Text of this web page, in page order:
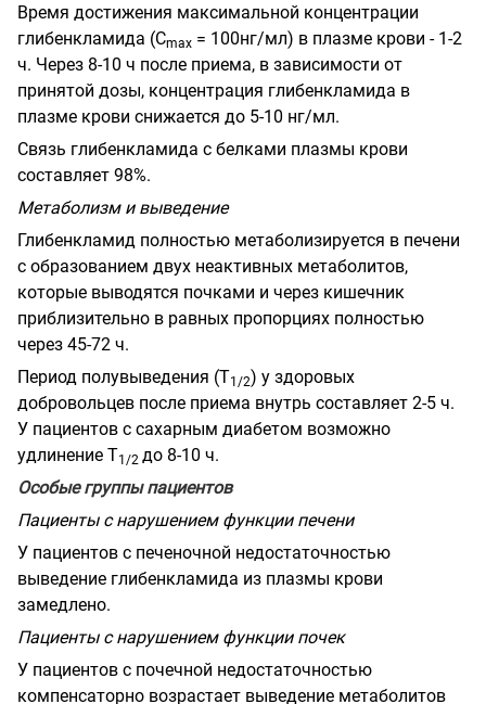
Время достижения максимальной концентрации
глибенкламида (Сmах = 100нг/мл) в плазме крови - 1-2
ч. Через 8-10 ч после приема, в зависимости от
принятой дозы, концентрация глибенкламида в
плазме крови снижается до 5-10 нг/мл.
Связь глибенкламида с белками плазмы крови
составляет 98%.
Метаболизм и выведение
Глибенкламид полностью метаболизируется в печени
с образованием двух неактивных метаболитов,
которые выводятся почками и через кишечник
приблизительно в равных пропорциях полностью
через 45-72 ч.
Период полувыведения (Т1/2) у здоровых
добровольцев после приема внутрь составляет 2-5 ч.
У пациентов с сахарным диабетом возможно
удлинение Т1/2 до 8-10 ч.
Особые группы пациентов
Пациенты с нарушением функции печени
У пациентов с печеночной недостаточностью
выведение глибенкламида из плазмы крови
замедлено.
Пациенты с нарушением функции почек
У пациентов с почечной недостаточностью
компенсаторно возрастает выведение метаболитов